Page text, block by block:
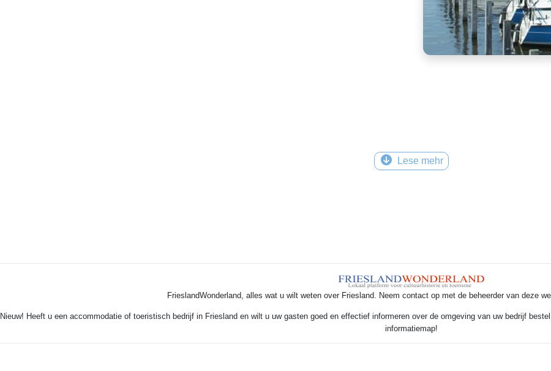
Lese mehr
FrieslandWonderland, alles wat u wilt weten over Friesland. Neem contact op met de beheerder van deze
Nieuw! Heeft u een accommodatie of toeristisch bedrijf in Friesland en wilt u uw gasten goed en effectief informeren over de omgeving van uw bedrijf
informatiemap!